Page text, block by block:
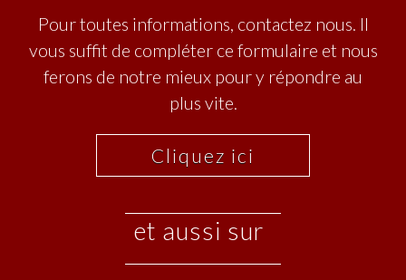
Pour toutes informations, contactez nous. Il
vous suffit de compléter ce formulaire et nous
ferons de notre mieux pour y répondre au
plus vite.
Cliquez ici
et aussi sur